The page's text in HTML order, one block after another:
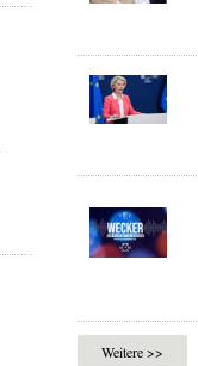
Weitere >>